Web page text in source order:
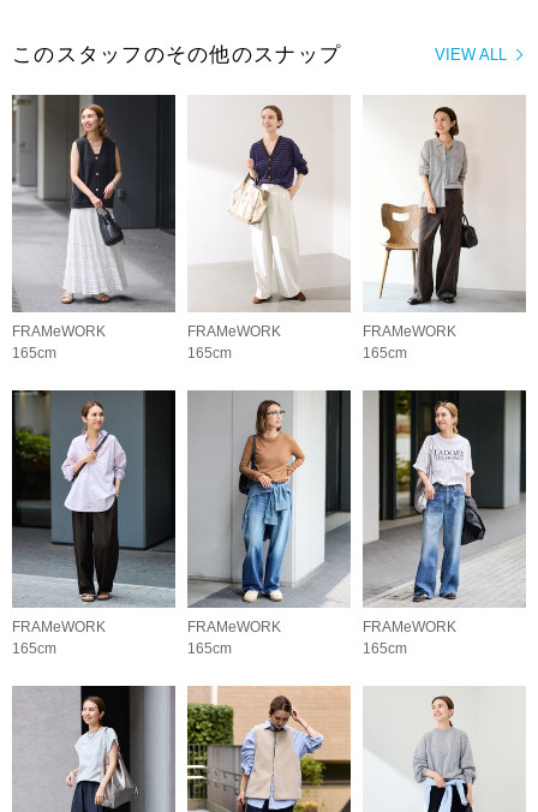
VIEW ALL
このスタッフのその他のスナップ
FRAMeWORK
165cm
FRAMeWORK
165cm
FRAMeWORK
165cm
FRAMeWORK
165cm
FRAMeWORK
165cm
FRAMeWORK
165cm